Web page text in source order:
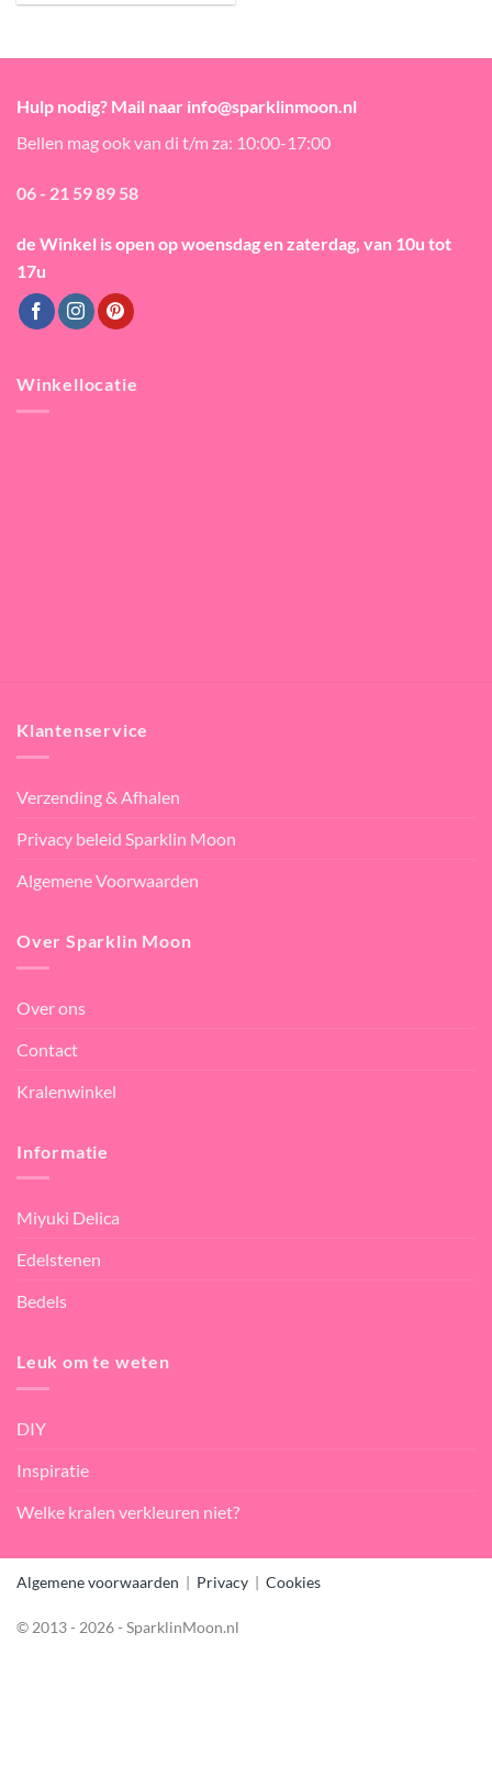
Hulp nodig? Mail naar info@sparklinmoon.nl
Bellen mag ook van di t/m za: 10:00-17:00
06 - 21 59 89 58
de Winkel is openop woensdag en zaterdag, van 10u tot
17u
Winkellocatie
Klantenservice
Verzending & Afhalen
Privacy beleid Sparklin Moon
Algemene Voorwaarden
Over Sparklin Moon
Over ons
Contact
Kralenwinkel
Informatie
Miyuki Delica
Edelstenen
Bedels
Leuk om te weten
DIY
Inspiratie
Welke kralen verkleuren niet?
Algemene voorwaarden | Privacy | Cookies
© 2013 - 2026 - SparklinMoon.nl